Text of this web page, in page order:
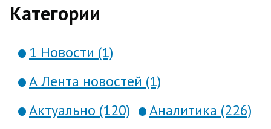
Категории
1 Новости (1)
А Лента новостей (1)
Актуально (120)
Аналитика (226)